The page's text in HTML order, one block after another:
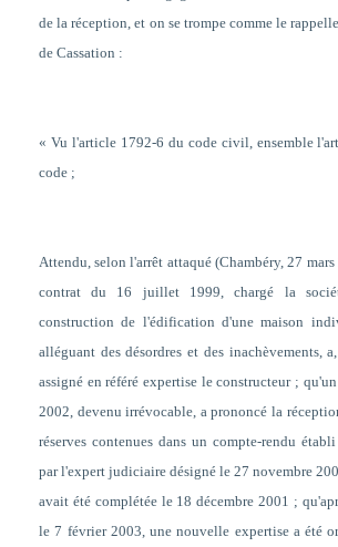
de la réception, et on se trompe comme le
de Cassation :
« Vu l'article 1792-6 du code civil, ensemble
code ;
Attendu, selon l'arrêt attaqué (Chambéry, 27
contrat du 16 juillet 1999, chargé la
construction de l'édification d'une maison
alléguant des désordres et des inachèvements,
assigné en référé expertise le constructeur ;
2002, devenu irrévocable, a prononcé la
réserves contenues dans un compte-rendu
par l'expert judiciaire désigné le 27 novembre
avait été complétée le 18 décembre 2001 ;
le 7 février 2003, une nouvelle expertise a été